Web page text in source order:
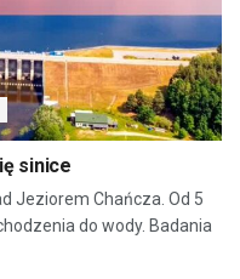
sinice
Jeziorem Chańcza. Od 5
do wody. Badania